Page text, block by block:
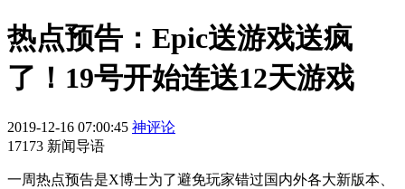
热点预告：Epic送游戏送疯
了！19号开始连送12天游戏
2019-12-16 07:00:45 神评论
17173 新闻导语
一周热点预告是X博士为了避免玩家错过国内外各大新版本、